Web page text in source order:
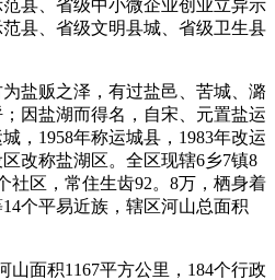
县、省级中小微企业创业立异示
县、省级文明县城、省级卫生县
贩之泽，有过盐邑、苦城、潞
因盐湖而得名，自宋、元置盐运
，1958年称运城县，1983年改运
改称盐湖区。全区现辖6乡7镇8
社区，常住生齿92。8万，栖身着
个平易近族，辖区河山总面积
面积1167平方公里，184个行政